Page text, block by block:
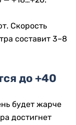
Скорость
составит 3–8
до +40
будет жарче
достигнет